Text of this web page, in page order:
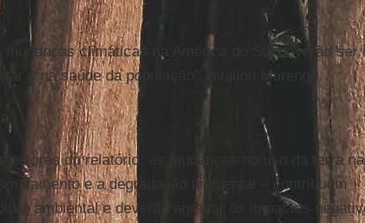
mudanças climáticas na América do Sul deverão ser
e na saúde da população”, avaliou Marengo.
autores do relatório, as mudanças no uso da terra
e a degradação ambiental – contribuem
ambiental e deverão agravar os impactos